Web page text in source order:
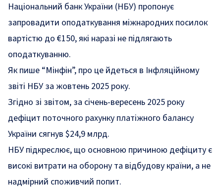
Національний банк України (НБУ) пропонує
запровадити оподаткування міжнародних посилок
вартістю до €150, які наразі не підлягають
оподаткуванню.
Як пише “Мінфін”, про це йдеться в Інфляційному
звіті НБУ за жовтень 2025 року.
Згідно зі звітом, за січень-вересень 2025 року
дефіцит поточного рахунку платіжного балансу
України сягнув $24,9 млрд.
НБУ підкреслює, що основною причиною дефіциту є
високі витрати на оборону та відбудову країни, а не
надмірний споживчий попит.